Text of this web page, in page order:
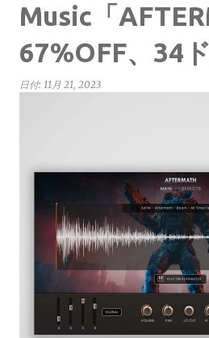
Music「
67%OFF、34
日付: 11月 21, 2023